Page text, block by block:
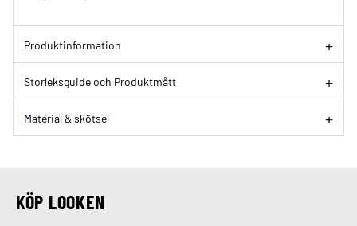
Produktinformation
Storleksguide och Produktmått
Material & skötsel
KÖP LOOKEN